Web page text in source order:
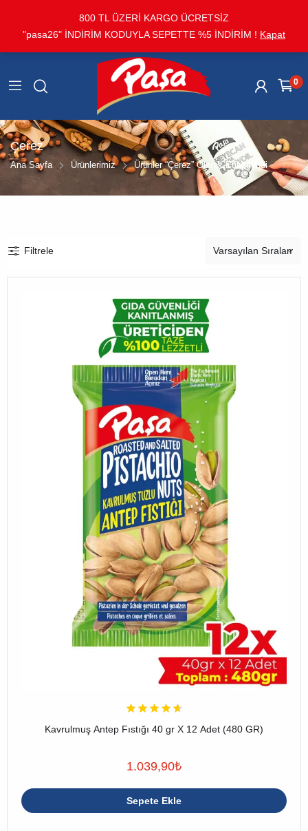
800 TL ÜZERİ KARGO ÜCRETSİZ
"pasa26" İNDİRİM KODUYLA SEPETTE %5 İNDİRİM ! Kapat
0
Çerez
Ana Sayfa Ürünlerimiz Ürünler “çerez” Olarak Etiketlendi
Filtrele
Kavrulmuş Antep Fıstığı 40 gr X 12 Adet (480 GR)
1.039,90₺
Sepete Ekle